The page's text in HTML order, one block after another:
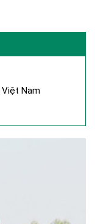
Nam